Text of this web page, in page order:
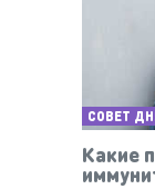
СОВЕТ
Какие